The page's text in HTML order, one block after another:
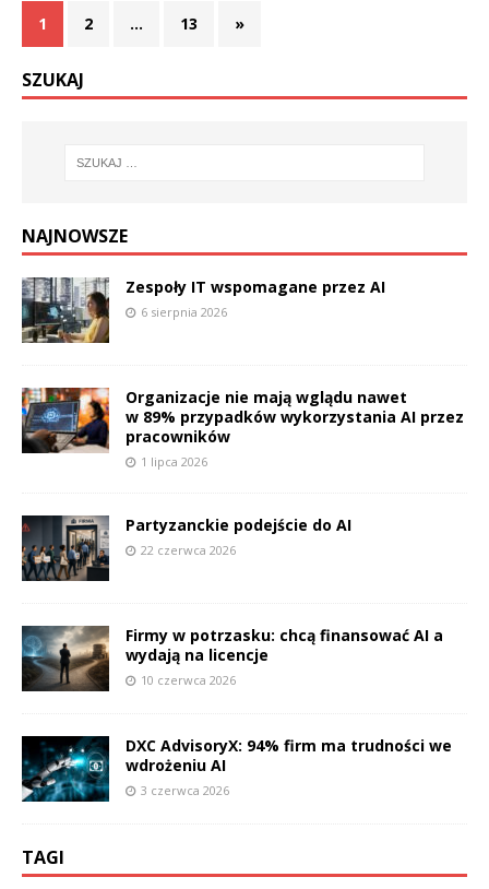
1 2 … 13 »
SZUKAJ
NAJNOWSZE
Zespoły IT wspomagane przez AI
6 sierpnia 2026
Organizacje nie mają wglądu nawet
w 89% przypadków wykorzystania AI przez
pracowników
1 lipca 2026
Partyzanckie podejście do AI
22 czerwca 2026
Firmy w potrzasku: chcą finansować AI a
wydają na licencje
10 czerwca 2026
DXC AdvisoryX: 94% firm ma trudności we
wdrożeniu AI
3 czerwca 2026
TAGI